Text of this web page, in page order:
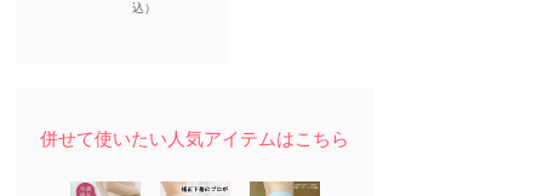
込）